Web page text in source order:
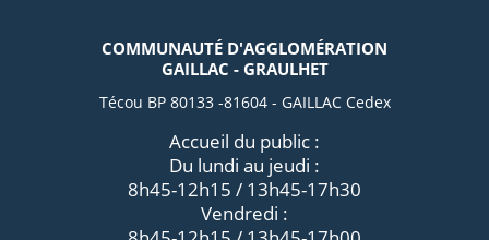
COMMUNAUTÉ D'AGGLOMÉRATION
GAILLAC - GRAULHET
Técou BP 80133 -81604 - GAILLAC Cedex
Accueil du public :
Du lundi au jeudi :
8h45-12h15 / 13h45-17h30
Vendredi :